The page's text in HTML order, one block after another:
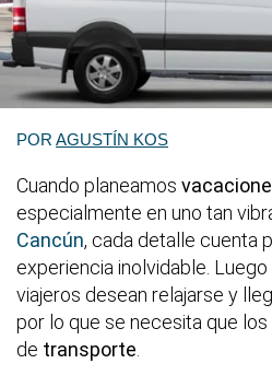
POR AGUSTÍN KOS
Cuando planeamos
especialmente en uno tan
Cancún, cada detalle cuenta
experiencia inolvidable.
viajeros desean relajarse y
por lo que se necesita que
de transporte